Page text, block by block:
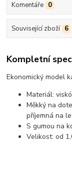
Komentáře 0
Související zboží 6
Kompletní
Ekonomický model
Materiál:
Měkký na
příjemná na
S gumou na
Velikost: od